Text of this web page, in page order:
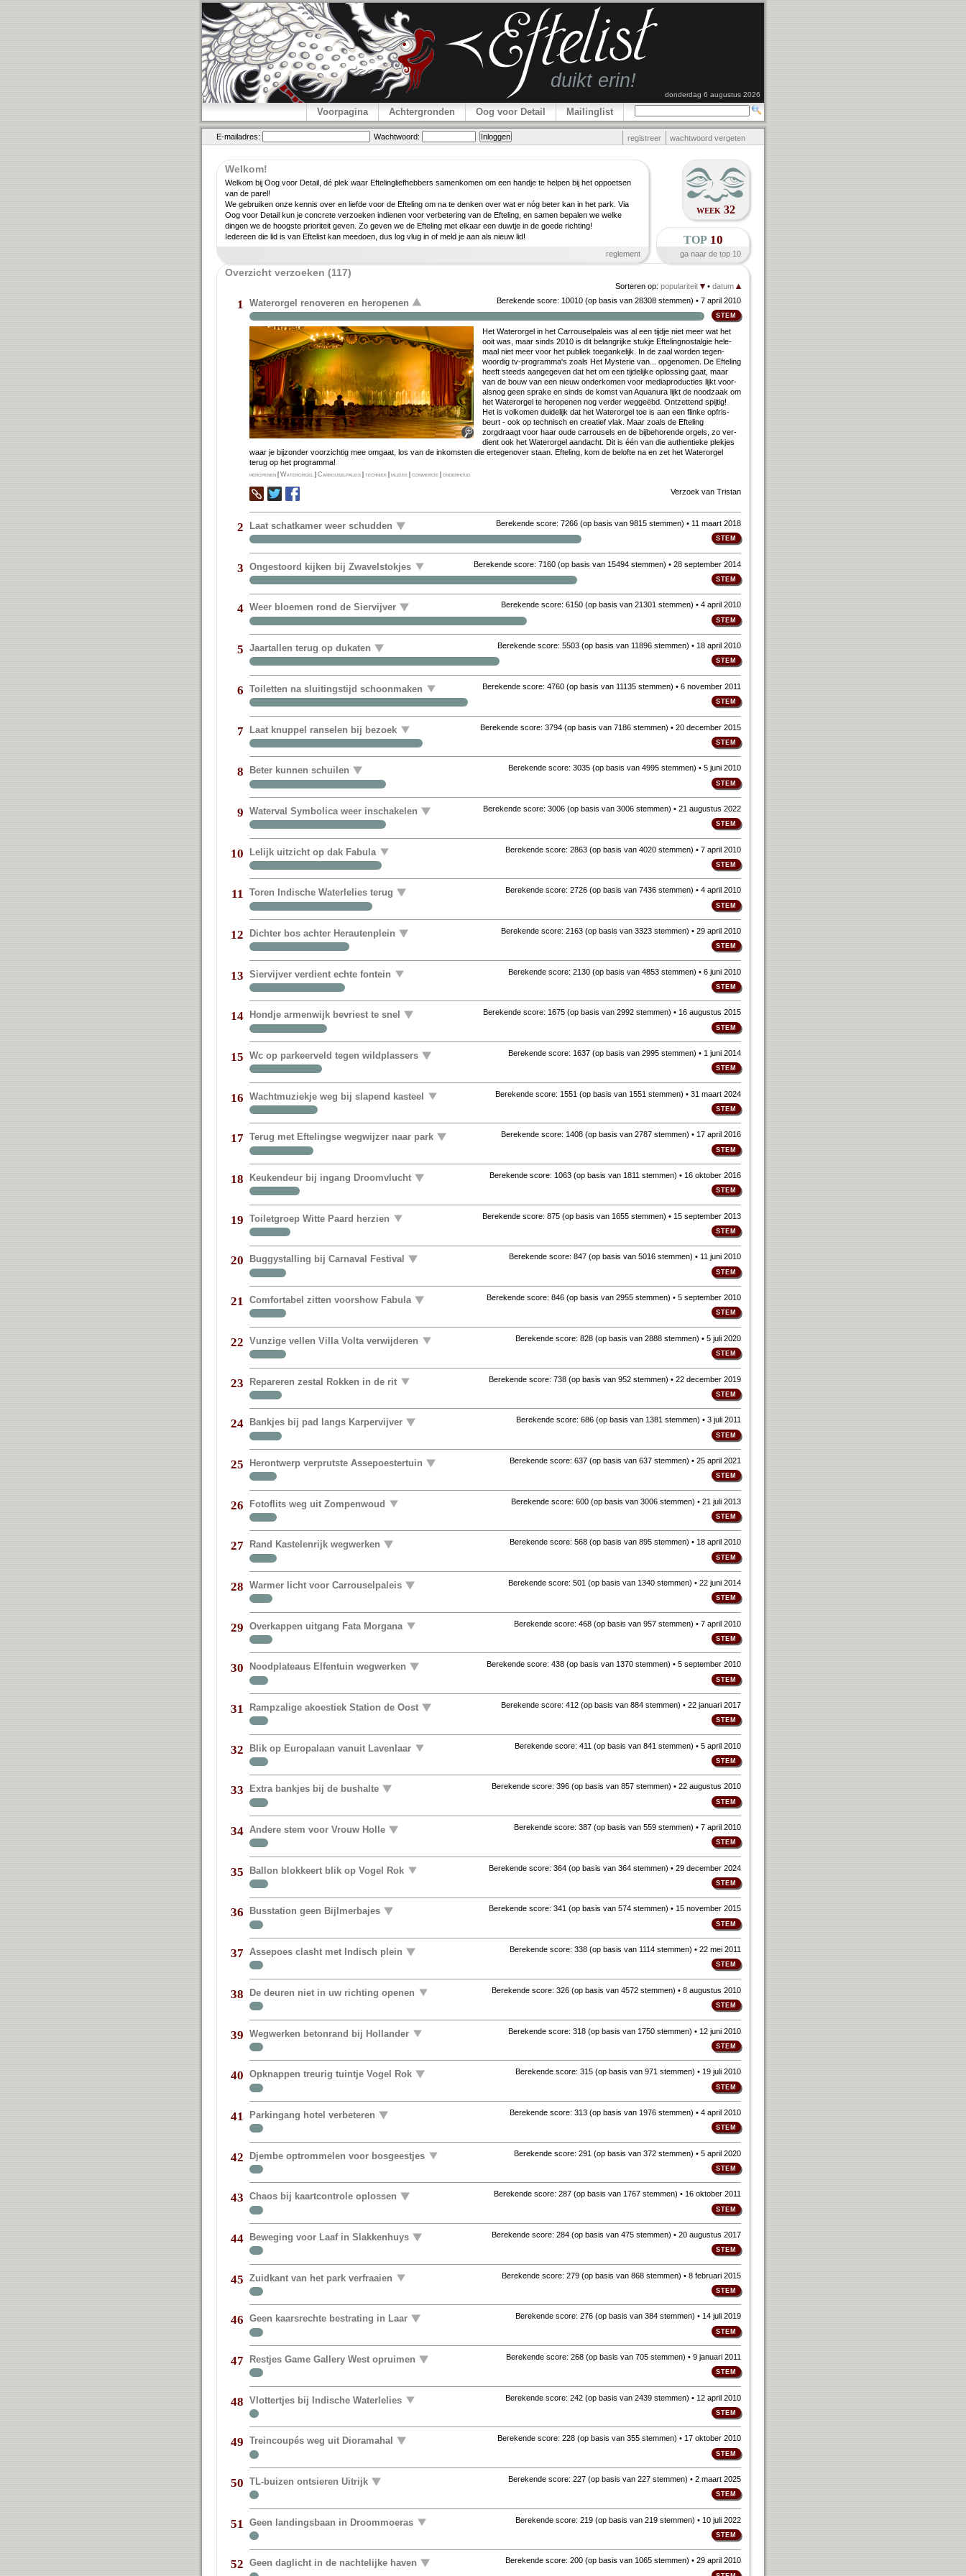
donderdag 6 augustus 2026
Voorpagina Achtergronden Oog voor Detail Mailinglist
E-mailadres: Wachtwoord: registreer wachtwoord vergeten
Welkom!
Welkom bij Oog voor Detail, dé plek waar Efteling­lief­hebbers samenkomen om een handje te helpen bij het oppoetsen
van de parel!
We gebruiken onze kennis over en liefde voor de Efteling om na te denken over wat er nóg beter kan in het park. Via
Oog voor Detail kun je concrete verzoeken indienen voor verbe­tering van de Efteling, en samen bepalen we welke
dingen we de hoogste priori­teit geven. Zo geven we de Efteling met elkaar een duwtje in de goede richting!
Iedereen die lid is van Eftelist kan meedoen, dus log vlug in of meld je aan als nieuw lid!
reglement
week 32
top 10
ga naar de top 10
Overzicht verzoeken (117)
Sorteren op: populariteit • datum
1 Waterorgel renoveren en heropenen Berekende score: 10010(op basis van 28308 stemmen) • 7 april 2010
Het Wa­ter­or­gel in het Car­rou­sel­pa­leis was al een tijd­je niet meer wat het
ooit was, maar sinds 2010 is dit be­lang­rij­ke stuk­je Ef­te­ling­nostal­gie he­le­
maal niet meer voor het pu­bliek toe­gan­ke­lijk. In de zaal wor­den te­gen­
woor­dig tv-pro­gram­ma's zo­als Het Mysterie van... op­ge­no­men. De Ef­te­ling
heeft steeds aan­ge­ge­ven dat het om een tij­de­lij­ke op­los­sing gaat, maar
van de bouw van een nieuw on­der­ko­men voor me­dia­pro­duc­ties lijkt voor­
als­nog geen spra­ke en sinds de komst van Aquan­ura lijkt de nood­zaak om
het Wa­ter­or­gel te her­o­pe­nen nog ver­der weg­geëbd. Ont­zet­tend spij­tig!
Het is vol­ko­men dui­de­lijk dat het Wa­ter­or­gel toe is aan een flin­ke op­fris­
beurt - ook op tech­nisch en cre­a­tief vlak. Maar zo­als de Ef­te­ling
zorgdraagt voor haar ou­de car­rou­sels en de bij­be­ho­ren­de or­gels, zo ver­
dient ook het Wa­ter­or­gel aan­dacht. Dit is één van die au­then­tie­ke plek­jes
waar je bij­zon­der voor­zich­tig mee om­gaat, los van de in­kom­sten die er­te­gen­over staan. Ef­te­ling, kom de be­lof­te na en zet het Water­orgel
terug op het pro­gram­ma!
heropenen |Waterorgel |Carrouselpaleis |techniek |muziek |commercie |onderhoud
Verzoek van Tristan
2 Laat schatkamer weer schudden Berekende score: 7266(op basis van 9815 stemmen) • 11 maart 2018
3 Ongestoord kijken bij Zwavelstokjes Berekende score: 7160(op basis van 15494 stemmen) • 28 september 2014
4 Weer bloemen rond de Siervijver Berekende score: 6150(op basis van 21301 stemmen) • 4 april 2010
5 Jaartallen terug op dukaten Berekende score: 5503(op basis van 11896 stemmen) • 18 april 2010
6 Toiletten na sluitingstijd schoonmaken Berekende score: 4760(op basis van 11135 stemmen) • 6 november 2011
7 Laat knuppel ranselen bij bezoek Berekende score: 3794(op basis van 7186 stemmen) • 20 december 2015
8 Beter kunnen schuilen Berekende score: 3035(op basis van 4995 stemmen) • 5 juni 2010
9 Waterval Symbolica weer inschakelen Berekende score: 3006(op basis van 3006 stemmen) • 21 augustus 2022
10 Lelijk uitzicht op dak Fabula Berekende score: 2863(op basis van 4020 stemmen) • 7 april 2010
11 Toren Indische Waterlelies terug Berekende score: 2726(op basis van 7436 stemmen) • 4 april 2010
12 Dichter bos achter Herautenplein Berekende score: 2163(op basis van 3323 stemmen) • 29 april 2010
13 Siervijver verdient echte fontein Berekende score: 2130(op basis van 4853 stemmen) • 6 juni 2010
14 Hondje armenwijk bevriest te snel Berekende score: 1675(op basis van 2992 stemmen) • 16 augustus 2015
15 Wc op parkeerveld tegen wildplassers Berekende score: 1637(op basis van 2995 stemmen) • 1 juni 2014
16 Wachtmuziekje weg bij slapend kasteel Berekende score: 1551 (op basis van 1551 stemmen) • 31 maart 2024
17 Terug met Eftelingse wegwijzer naar park Berekende score: 1408(op basis van 2787 stemmen) • 17 april 2016
18 Keukendeur bij ingang Droomvlucht Berekende score: 1063(op basis van 1811 stemmen) • 16 oktober 2016
19 Toiletgroep Witte Paard herzien Berekende score: 875(op basis van 1655 stemmen) • 15 september 2013
20 Buggystalling bij Carnaval Festival Berekende score: 847(op basis van 5016 stemmen) • 11 juni 2010
21 Comfortabel zitten voorshow Fabula Berekende score: 846(op basis van 2955 stemmen) • 5 september 2010
22 Vunzige vellen Villa Volta verwijderen Berekende score: 828(op basis van 2888 stemmen) • 5 juli 2020
23 Repareren zestal Rokken in de rit Berekende score: 738(op basis van 952 stemmen) • 22 december 2019
24 Bankjes bij pad langs Karpervijver Berekende score: 686(op basis van 1381 stemmen) • 3 juli 2011
25 Herontwerp verprutste Assepoestertuin Berekende score: 637(op basis van 637 stemmen) • 25 april 2021
26 Fotoflits weg uit Zompenwoud Berekende score: 600(op basis van 3006 stemmen) • 21 juli 2013
27 Rand Kastelenrijk wegwerken Berekende score: 568(op basis van 895 stemmen) • 18 april 2010
28 Warmer licht voor Carrouselpaleis Berekende score: 501 (op basis van 1340 stemmen) • 22 juni 2014
29 Overkappen uitgang Fata Morgana Berekende score: 468(op basis van 957 stemmen) • 7 april 2010
30 Noodplateaus Elfentuin wegwerken Berekende score: 438(op basis van 1370 stemmen) • 5 september 2010
31 Rampzalige akoestiek Station de Oost Berekende score: 412(op basis van 884 stemmen) • 22 januari 2017
32 Blik op Europalaan vanuit Lavenlaar Berekende score: 411 (op basis van 841 stemmen) • 5 april 2010
33 Extra bankjes bij de bushalte Berekende score: 396(op basis van 857 stemmen) • 22 augustus 2010
34 Andere stem voor Vrouw Holle Berekende score: 387(op basis van 559 stemmen) • 7 april 2010
35 Ballon blokkeert blik op Vogel Rok Berekende score: 364(op basis van 364 stemmen) • 29 december 2024
36 Busstation geen Bijlmerbajes Berekende score: 341(op basis van 574 stemmen) • 15 november 2015
37 Assepoes clasht met Indisch plein Berekende score: 338(op basis van 1114 stemmen) • 22 mei 2011
38 De deuren niet in uw richting openen Berekende score: 326(op basis van 4572 stemmen) • 8 augustus 2010
39 Wegwerken betonrand bij Hollander Berekende score: 318(op basis van 1750 stemmen) • 12 juni 2010
40 Opknappen treurig tuintje Vogel Rok Berekende score: 315(op basis van 971 stemmen) • 19 juli 2010
41 Parkingang hotel verbeteren Berekende score: 313(op basis van 1976 stemmen) • 4 april 2010
42 Djembe optrommelen voor bosgeestjes Berekende score: 291 (op basis van 372 stemmen) • 5 april 2020
43 Chaos bij kaartcontrole oplossen Berekende score: 287(op basis van 1767 stemmen) • 16 oktober 2011
44 Beweging voor Laaf in Slakkenhuys Berekende score: 284(op basis van 475 stemmen) • 20 augustus 2017
45 Zuidkant van het park verfraaien Berekende score: 279(op basis van 868 stemmen) • 8 februari 2015
46 Geen kaarsrechte bestrating in Laar Berekende score: 276(op basis van 384 stemmen) • 14 juli 2019
47 Restjes Game Gallery West opruimen Berekende score: 268(op basis van 705 stemmen) • 9 januari 2011
48 Vlottertjes bij Indische Waterlelies Berekende score: 242(op basis van 2439 stemmen) • 12 april 2010
49 Treincoupés weg uit Dioramahal Berekende score: 228(op basis van 355 stemmen) • 17 oktober 2010
50 TL-buizen ontsieren Uitrijk Berekende score: 227(op basis van 227 stemmen) • 2 maart 2025
51 Geen landingsbaan in Droommoeras Berekende score: 219(op basis van 219 stemmen) • 10 juli 2022
52 Geen daglicht in de nachtelijke haven Berekende score: 200(op basis van 1065 stemmen) • 29 april 2010